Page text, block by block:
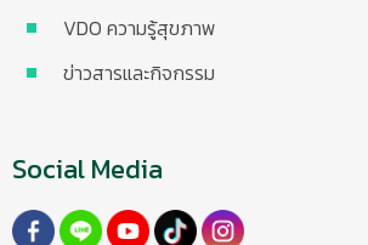
VDO ความรู้สุขภาพ
ข่าวสารและกิจกรรม
Social Media